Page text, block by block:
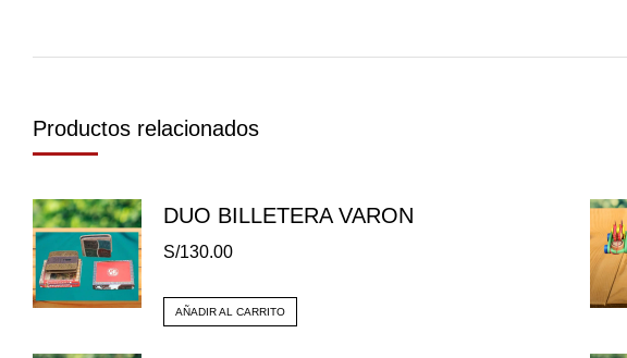
Productos relacionados
DUO BILLETERA VARON
S/130.00
AÑADIR AL CARRITO